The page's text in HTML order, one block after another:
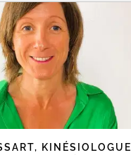
KINÉSIOLOGUE